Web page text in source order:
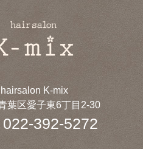
hairsalon K-mix
葉区愛子東6丁目2-30
022-392-5272